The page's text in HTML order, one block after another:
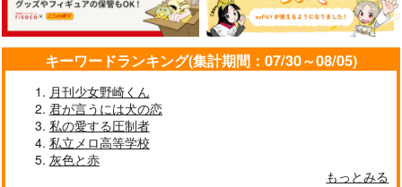
キーワードランキング(集計期間：07/30～08/05)
月刊少女野崎くん
君が言うには犬の恋
私の愛する圧制者
私立メロ高等学校
灰色と赤
もっとみる